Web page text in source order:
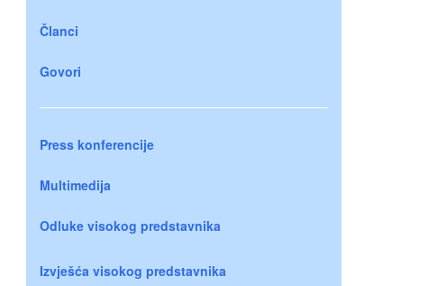
Članci
Govori
Press konferencije
Multimedija
Odluke visokog predstavnika
Izvješća visokog predstavnika